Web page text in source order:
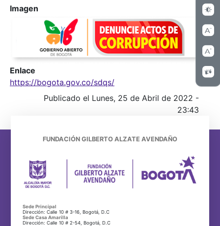
Imagen
Enlace
https://bogota.gov.co/sdqs/
Publicado el Lunes, 25 de Abril de 2022 -
23:43
FUNDACIÓN GILBERTO ALZATE AVENDAÑO
Sede Principal
Dirección: Calle 10 # 3-16, Bogotá, D.C
Sede Casa Amarilla
Dirección: Calle 10 # 2-54, Bogotá, D.C